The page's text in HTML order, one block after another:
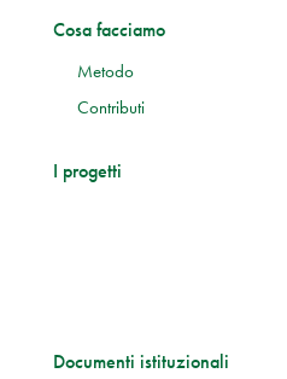
Cosa facciamo
Metodo
Contributi
I progetti
Documenti istituzionali